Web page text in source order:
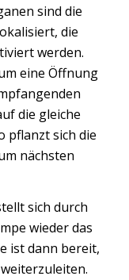
sind die
die
werden.
eine Öffnung
die gleiche
pflanzt sich die
nächsten
sich durch
wieder das
ist dann bereit,